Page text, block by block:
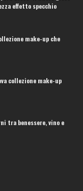
effetto specchio
make-up che
collezione make-up
tra benessere, vino e